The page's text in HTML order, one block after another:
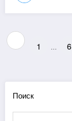
Пагинация
1 … 6
Поиск